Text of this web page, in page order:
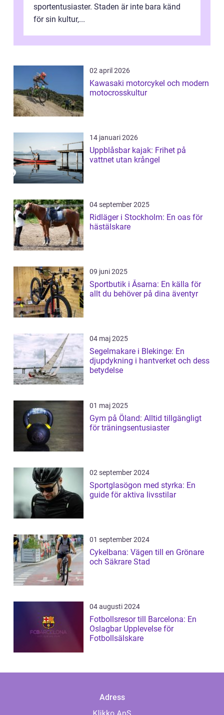
sportentusiaster. Staden är inte bara känd
för sin kultur,...
02 april 2026
Kawasaki motorcykel och modern
motocrosskultur
14 januari 2026
Uppblåsbar kajak: Frihet på
vattnet utan krångel
04 september 2025
Ridläger i Stockholm: En oas för
hästälskare
09 juni 2025
Sportbutik i Åsarna: En källa för
allt du behöver på dina äventyr
04 maj 2025
Segelmakare i Blekinge: En
djupdykning i hantverket och dess
betydelse
01 maj 2025
Gym på Öland: Alltid tillgängligt
för träningsentusiaster
02 september 2024
Sportglasögon med styrka: En
guide för aktiva livsstilar
01 september 2024
Cykelbana: Vägen till en Grönare
och Säkrare Stad
04 augusti 2024
Fotbollsresor till Barcelona: En
Oslagbar Upplevelse för
Fotbollsälskare
Adress